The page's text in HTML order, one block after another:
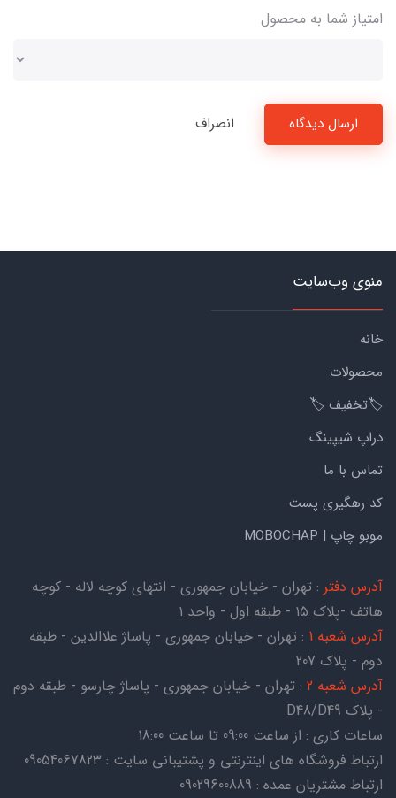
امتیاز شما به محصول
ارسال دیدگاه انصراف
منوی وب‌سایت
خانه
محصولات
🏷️تخفیف 🏷️
دراپ شیپینگ
تماس با ما
کد رهگیری پست
موبو چاپ | MOBOCHAP
آدرس دفتر : تهران - خیابان جمهوری - انتهای کوچه لاله - کوچه
هاتف -پلاک ۱۵ - طبقه اول - واحد ۱
آدرس شعبه 1
: تهران - خیابان جمهوری - پاساژ علاالدین - طبقه
دوم - پلاک 207
آدرس شعبه 2
: تهران - خیابان جمهوری - پاساژ چارسو - طبقه دوم
- پلاک D48/D49
ساعات کاری : از ساعت 09:00 تا ساعت 18:00
ارتباط فروشگاه های اینترنتی و پشتیبانی سایت : 09054067823
ارتباط مشتریان عمده : 09029600889